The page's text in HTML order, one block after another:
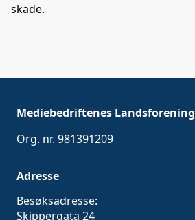
skade.
Mediebedriftenes Landsforening
Org. nr. 981391209
Adresse
Besøksadresse:
Skippergata 24